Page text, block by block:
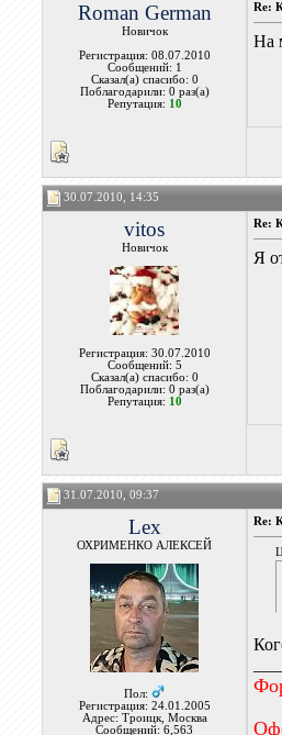
Roman German
Новичок
Регистрация: 08.07.2010
Сообщений: 1
Сказал(а) спасибо: 0
Поблагодарили: 0 раз(а)
Репутация: 10
Re:
На
30.07.2010, 14:35
vitos
Новичок
Регистрация: 30.07.2010
Сообщений: 5
Сказал(а) спасибо: 0
Поблагодарили: 0 раз(а)
Репутация: 10
Re:
Я
31.07.2010, 09:37
Lex
ОХРИМЕНКО АЛЕКСЕЙ
Пол:
Регистрация: 24.01.2005
Адрес: Троицк, Москва
Сообщений: 6,563
Re: